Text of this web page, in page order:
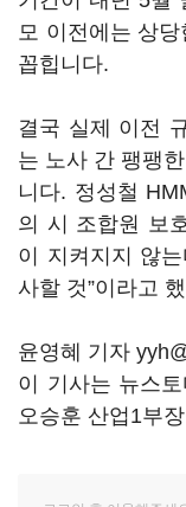
모 이전에는 상
꼽힙니다.
결국 실제 이전
는 노사 간 팽팽
니다. 정성철
의 시 조합원 보
이 지켜지지 않
사할 것”이라고
윤영혜 기자
이 기사는 뉴스
오승훈 산업1부